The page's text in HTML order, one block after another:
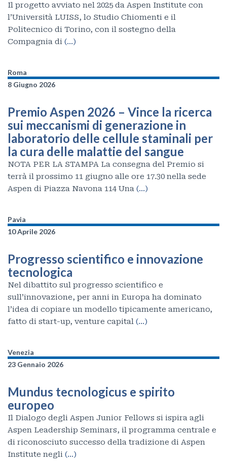
Il progetto avviato nel 2025 da Aspen Institute con
l’Università LUISS, lo Studio Chiomenti e il
Politecnico di Torino, con il sostegno della
Compagnia di (…)
Roma
8 Giugno 2026
Premio Aspen 2026 – Vince la ricerca
sui meccanismi di generazione in
laboratorio delle cellule staminali per
la cura delle malattie del sangue
NOTA PER LA STAMPA La consegna del Premio si
terrà il prossimo 11 giugno alle ore 17.30 nella sede
Aspen di Piazza Navona 114 Una (…)
Pavia
10 Aprile 2026
Progresso scientifico e innovazione
tecnologica
Nel dibattito sul progresso scientifico e
sull’innovazione, per anni in Europa ha dominato
l’idea di copiare un modello tipicamente americano,
fatto di start-up, venture capital (…)
Venezia
23 Gennaio 2026
Mundus tecnologicus e spirito
europeo
Il Dialogo degli Aspen Junior Fellows si ispira agli
Aspen Leadership Seminars, il programma centrale e
di riconosciuto successo della tradizione di Aspen
Institute negli (…)